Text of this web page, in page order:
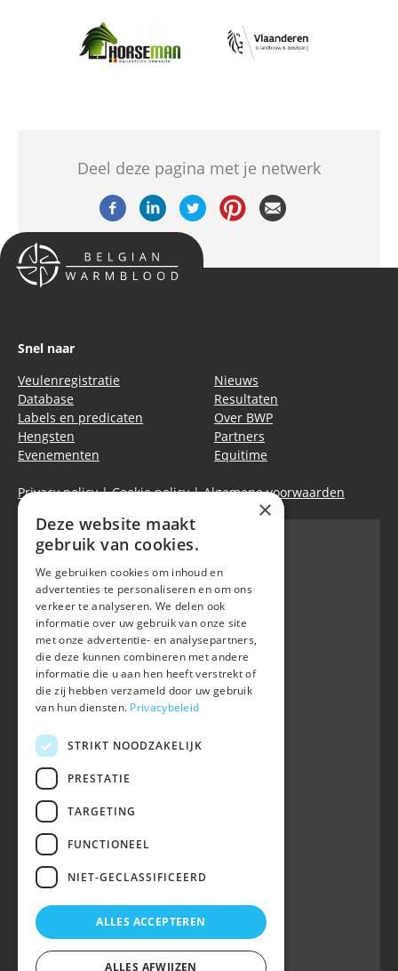
Afbeelding Afbeelding
Deel deze pagina met je netwerk
Snel naar
Veulenregistratie
Database
Labels en predicaten
Hengsten
Evenementen
Nieuws
Resultaten
Over BWP
Partners
Equitime
Privacy policy|Cookie policy|Algemene voorwaarden
Belgian Warmblood - BWP
Waversebaan 99
B-3050 OUD-HEVERLEE
+32 (0) 16 47 99 80
info@belgian-warmblood.com
BTW BE 0410.346.424
RPR Leuven
IBAN BE40 7364 0368 4863
Volg ons op
Wij zijn telefonisch bereikbaar:
woe 9u-12u
maa, din, don, vrij 13u-16u
×
Deze website maakt
gebruik van cookies.
We gebruiken cookies om inhoud en
advertenties te personaliseren en om ons
verkeer te analyseren. We delen ook
informatie over uw gebruik van onze site
met onze advertentie- en analysepartners,
die deze kunnen combineren met andere
informatie die u aan hen heeft verstrekt of
die zij hebben verzameld door uw gebruik
van hun diensten. Privacybeleid
STRIKT NOODZAKELIJK
PRESTATIE
TARGETING
FUNCTIONEEL
NIET-GECLASSIFICEERD
ALLES ACCEPTEREN
ALLES AFWIJZEN